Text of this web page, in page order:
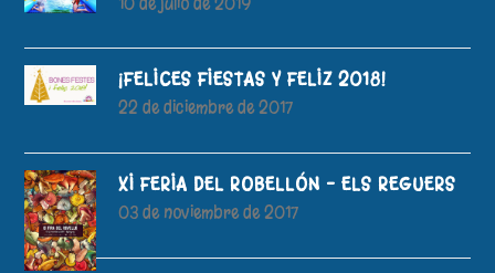
¡FELICES FIESTAS Y FELIZ 2018!
22 de diciembre de 2017
XI FERIA DEL ROBELLÓN – ELS REGUERS
03 de noviembre de 2017